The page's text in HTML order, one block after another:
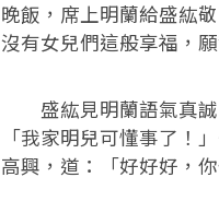
晚飯，席上明蘭給盛紘
沒有女兒們這般享福，
盛紘見明蘭語氣真誠
「我家明兒可懂事了！
高興，道：「好好好，